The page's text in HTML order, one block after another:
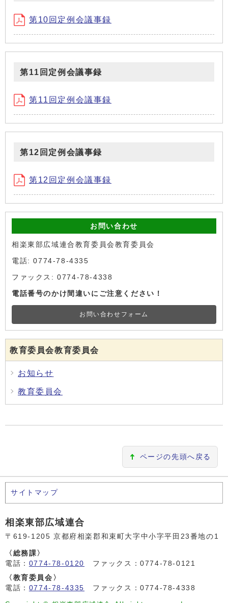
第10回定例会議事録
第11回定例会議事録
第11回定例会議事録
第12回定例会議事録
第12回定例会議事録
お問い合わせ
相楽東部広域連合教育委員会教育委員会
電話: 0774-78-4335
ファックス: 0774-78-4338
電話番号のかけ間違いにご注意ください！
お問い合わせフォーム
教育委員会教育委員会
お知らせ
教育委員会
ページの先頭へ戻る
サイトマップ
相楽東部広域連合
〒619-1205 京都府相楽郡和束町大字中小字平田23番地の1
〈総務課〉
電話： 0774-78-0120
ファックス：0774-78-0121
〈教育委員会〉
電話： 0774-78-4335 ファックス：0774-78-4338